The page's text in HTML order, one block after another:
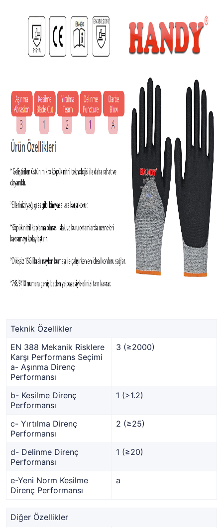
Teknik Özellikler
EN 388 Mekanik Risklere
Karşı Performans Seçimi
a- Aşınma Direnç
Performansı
3 (≥2000)
b- Kesilme Direnç
Performansı
1 (>1.2)
c- Yırtılma Direnç
Performansı
2 (≥25)
d- Delinme Direnç
Performansı
1 (≥20)
e-Yeni Norm Kesilme
Direnç Performansı
a
Diğer Özellikler